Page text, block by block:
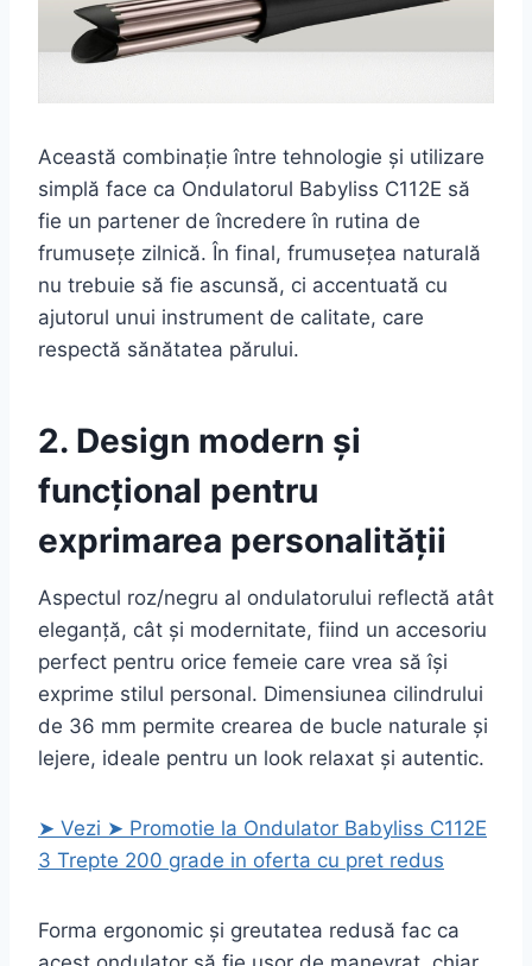
Această combinație între tehnologie și utilizare
simplă face ca Ondulatorul Babyliss C112E să
fie un partener de încredere în rutina de
frumusețe zilnică. În final, frumusețea naturală
nu trebuie să fie ascunsă, ci accentuată cu
ajutorul unui instrument de calitate, care
respectă sănătatea părului.
2. Design modern și
funcțional pentru
exprimarea personalității
Aspectul roz/negru al ondulatorului reflectă atât
eleganță, cât și modernitate, fiind un accesoriu
perfect pentru orice femeie care vrea să își
exprime stilul personal. Dimensiunea cilindrului
de 36 mm permite crearea de bucle naturale și
lejere, ideale pentru un look relaxat și autentic.
➤ Vezi ➤ Promotie la Ondulator Babyliss C112E
3 Trepte 200 grade in oferta cu pret redus
Forma ergonomic și greutatea redusă fac ca